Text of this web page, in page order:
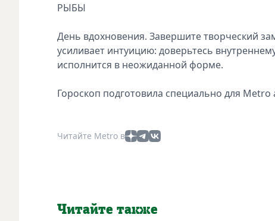
РЫБЫ
День вдохновения. Завершите творческий
усиливает интуицию: доверьтесь
исполнится в неожиданной форме.
Гороскоп подготовила специально для Metro
Читайте Metro в
Читайте также